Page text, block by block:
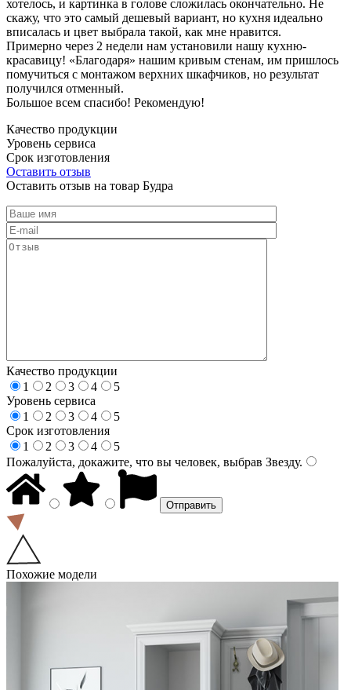
хотелось, и картинка в голове сложилась окончательно. Не
скажу, что это самый дешевый вариант, но кухня идеально
вписалась и цвет выбрала такой, как мне нравится.
Примерно через 2 недели нам установили нашу кухню-
красавицу! «Благодаря» нашим кривым стенам, им пришлось
помучиться с монтажом верхних шкафчиков, но результат
получился отменный.
Большое всем спасибо! Рекомендую!
Качество продукции
Уровень сервиса
Срок изготовления
Оставить отзыв
Оставить отзыв на товар Будра
Качество продукции
1
2 3 4
5
Уровень сервиса
1
2 3 4
5
Срок изготовления
1
2 3 4
5
Пожалуйста, докажите, что вы человек, выбрав Звезду.
Похожие модели